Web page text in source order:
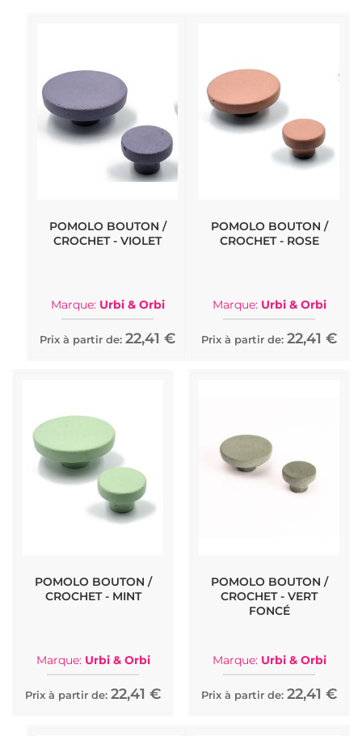
POMOLO BOUTON /
CROCHET - VIOLET
Marque: Urbi & Orbi
Prix à partir de: 22,41 €
POMOLO BOUTON /
CROCHET - ROSE
Marque: Urbi & Orbi
Prix à partir de: 22,41 €
POMOLO BOUTON /
CROCHET - MINT
Marque: Urbi & Orbi
Prix à partir de: 22,41 €
POMOLO BOUTON /
CROCHET - VERT
FONCÉ
Marque: Urbi & Orbi
Prix à partir de: 22,41 €